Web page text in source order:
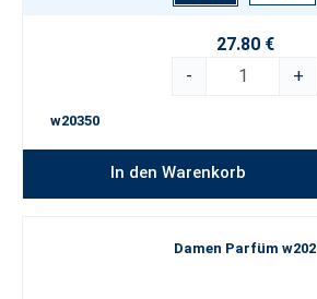
27.80 €
-
+
w20350
In den Warenkorb
Damen Parfüm w202